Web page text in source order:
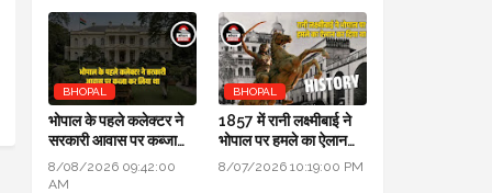
BHOPAL
भोपाल के पहले कलेक्टर ने
सरकारी आवास पर कब्जा
कर लिया था, हाई कोर्ट में
हुआ खुलासा
8/08/2026 09:42:00
AM
BHOPAL
1857 में रानी लक्ष्मीबाई ने
भोपाल पर हमले का ऐलान
कर दिया था, बेगम ने रानी को
8/07/2026 10:19:00 PM